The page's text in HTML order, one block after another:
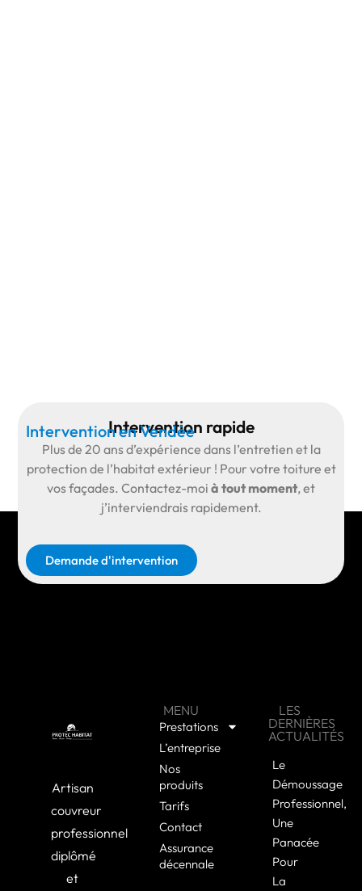
Intervention rapide
Intervention en Vendée
Plus de 20 ans d’expérience dans l’entretien et la
protection de l’habitat extérieur ! Pour votre toiture et
vos façades. Contactez-moi à tout moment, et
j’interviendrais rapidement.
Demande d'intervention
Artisan
couvreur
professionnel
diplômé
et
MENU
Prestations
L’entreprise
Nos
produits
Tarifs
Contact
Assurance
décennale
LES
DERNIÈRES
ACTUALITÉS
Le
Démoussage
Professionnel,
Une
Panacée
Pour
La